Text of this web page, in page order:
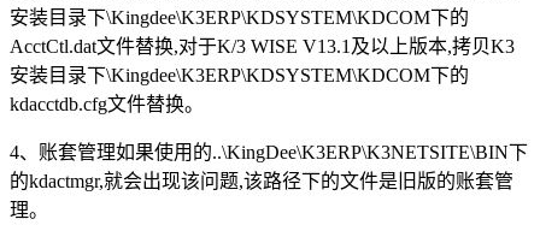
安装目录下\Kingdee\K3ERP\KDSYSTEM\KDCOM下的
AcctCtl.dat文件替换,对于K/3 WISE V13.1及以上版本,拷贝K3
安装目录下\Kingdee\K3ERP\KDSYSTEM\KDCOM下的
kdacctdb.cfg文件替换。
4、账套管理如果使用的..\KingDee\K3ERP\K3NETSITE\BIN下
的kdactmgr,就会出现该问题,该路径下的文件是旧版的账套管
理。